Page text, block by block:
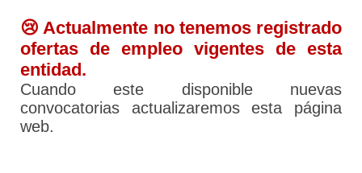
😢 Actualmente no tenemos registrado
ofertas de empleo vigentes de esta
entidad.
Cuando este disponible nuevas
convocatorias actualizaremos esta página
web.